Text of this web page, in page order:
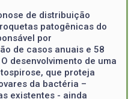
de distribuição
patogênicas do
por
de casos anuais e 58
desenvolvimento de uma
que proteja
da bactéria –
existentes - ainda